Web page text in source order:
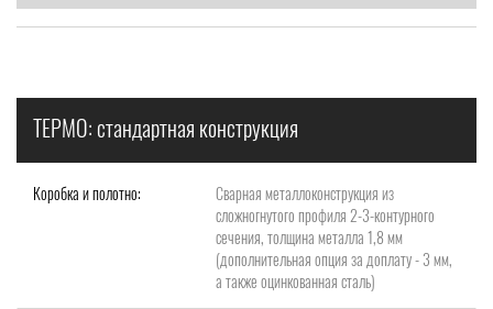
ТЕРМО: стандартная конструкция
Коробка и полотно:
Сварная металлоконструкция из
сложногнутого профиля 2-3-контурного
сечения, толщина металла 1,8 мм
(дополнительная опция за доплату - 3 мм,
а также оцинкованная сталь)